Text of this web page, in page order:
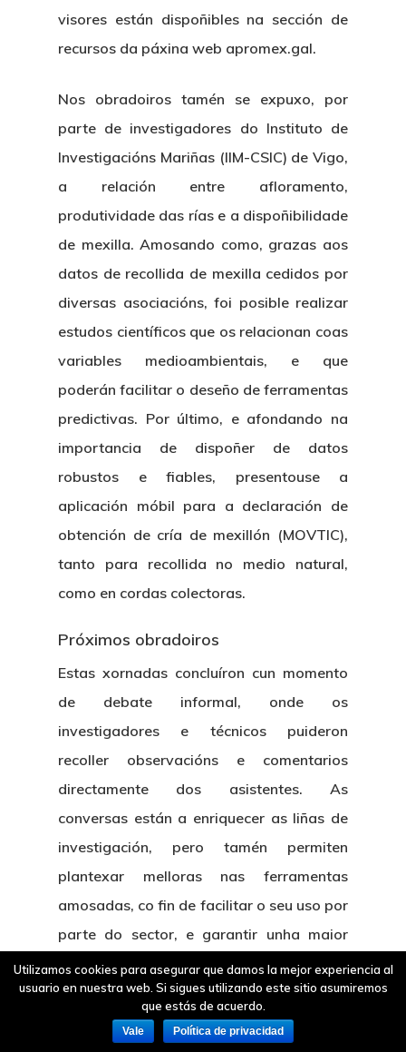
visores están dispoñibles na sección de
recursos da páxina web apromex.gal.
Nos obradoiros tamén se expuxo, por
parte de investigadores do Instituto de
Investigacións Mariñas (IIM-CSIC) de Vigo,
a relación entre afloramento,
produtividade das rías e a dispoñibilidade
de mexilla. Amosando como, grazas aos
datos de recollida de mexilla cedidos por
diversas asociacións, foi posible realizar
estudos científicos que os relacionan coas
variables medioambientais, e que
poderán facilitar o deseño de ferramentas
predictivas. Por último, e afondando na
importancia de dispoñer de datos
robustos e fiables, presentouse a
aplicación móbil para a declaración de
obtención de cría de mexillón (MOVTIC),
tanto para recollida no medio natural,
como en cordas colectoras.
Próximos obradoiros
Estas xornadas concluíron cun momento
de debate informal, onde os
investigadores e técnicos puideron
recoller observacións e comentarios
directamente dos asistentes. As
conversas están a enriquecer as liñas de
investigación, pero tamén permiten
plantexar melloras nas ferramentas
amosadas, co fin de facilitar o seu uso por
parte do sector, e garantir unha maior
calidade da información recollida.
Igualmente permitiron establecer novos
contactos entre os participantes para
Utilizamos cookies para asegurar que damos la mejor experiencia al
usuario en nuestra web. Si sigues utilizando este sitio asumiremos
que estás de acuerdo.
Vale Política de privacidad